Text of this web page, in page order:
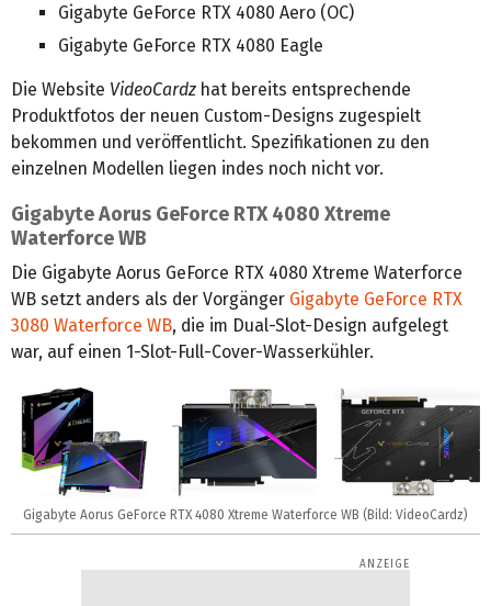
Gigabyte GeForce RTX 4080 Aero (OC)
Gigabyte GeForce RTX 4080 Eagle
Die Website VideoCardz hat bereits entsprechende
Produktfotos der neuen Custom-Designs zugespielt
bekommen und veröffentlicht. Spezifikationen zu den
einzelnen Modellen liegen indes noch nicht vor.
Gigabyte Aorus GeForce RTX 4080 Xtreme
Waterforce WB
Die Gigabyte Aorus GeForce RTX 4080 Xtreme Waterforce
WB setzt anders als der Vorgänger Gigabyte GeForce RTX
3080 Waterforce WB, die im Dual-Slot-Design aufgelegt
war, auf einen 1-Slot-Full-Cover-Wasserkühler.
Gigabyte Aorus GeForce RTX 4080 Xtreme Waterforce WB (Bild: VideoCardz)